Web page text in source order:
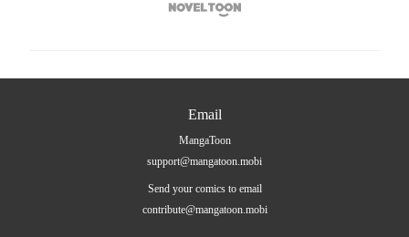

Email
MangaToon
support@mangatoon.mobi
Send your comics to email
contribute@mangatoon.mobi